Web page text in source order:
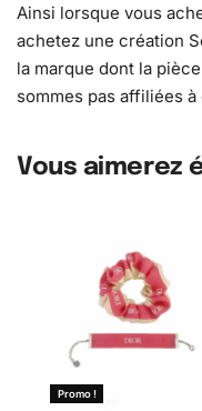
Ainsi lorsque vous
achetez une création
la marque dont la
sommes pas affiliées
Vous aimerez
Promo !